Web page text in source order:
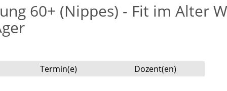
60+ (Nippes) - Fit im Alter
Termin(e) Dozent(en)